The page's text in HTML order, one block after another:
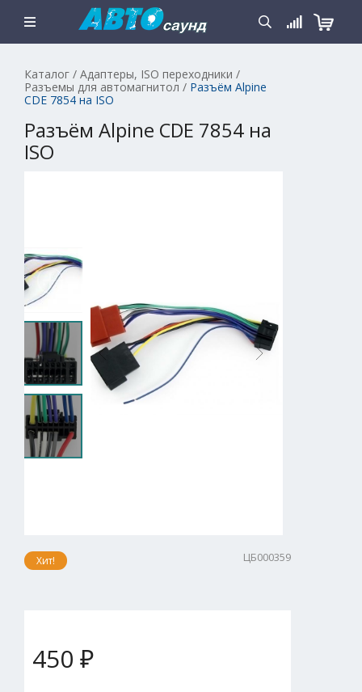
Каталог / Адаптеры, ISO переходники /
Разъемы для автомагнитол / Разъём Alpine
CDE 7854 на ISO
Разъём Alpine CDE 7854 на
ISO
Хит! ЦБ000359
450 ₽